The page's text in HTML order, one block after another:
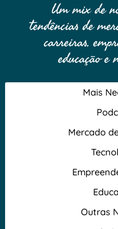
Um mix de
tendências de
carreiras,
educação e
Mais
Mercado
Outras